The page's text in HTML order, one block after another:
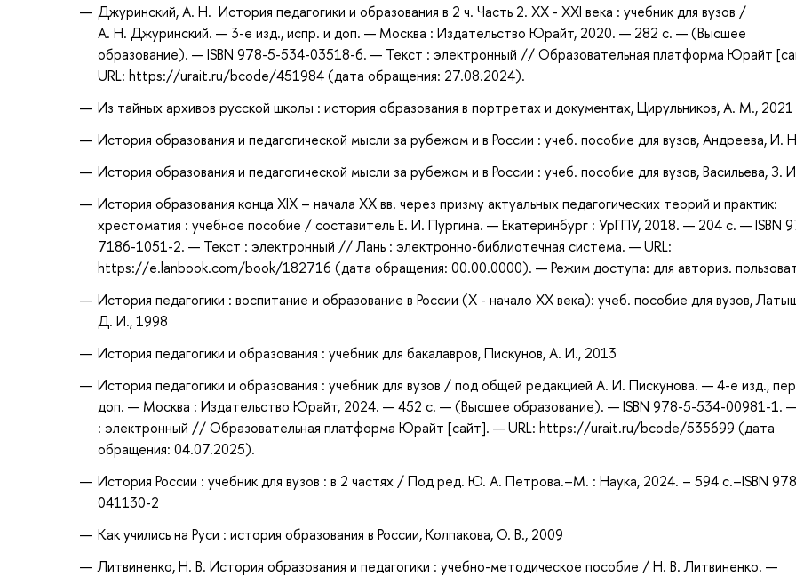
Джуринский, А. Н. История педагогики и образования в 2 ч. Часть 2. XX - XXI века : учебник для вузов /
А. Н. Джуринский. — 3-е изд., испр. и доп. — Москва : Издательство Юрайт, 2020. — 282 с. — (Высшее
образование). — ISBN 978-5-534-03518-6. — Текст : электронный // Образовательная платформа Юрайт
URL: https://urait.ru/bcode/451984 (дата обращения: 27.08.2024).
Из тайных архивов русской школы : история образования в портретах и документах, Цирульников, А. М., 2021
История образования и педагогической мысли за рубежом и в России : учеб. пособие для вузов, Андреева, И.
История образования и педагогической мысли за рубежом и в России : учеб. пособие для вузов, Васильева, З.
История образования конца XIX – начала XX вв. через призму актуальных педагогических теорий и практик:
хрестоматия : учебное пособие / составитель Е. И. Пургина. — Екатеринбург : УрГПУ, 2018. — 204 с. — ISBN
7186-1051-2. — Текст : электронный // Лань : электронно-библиотечная система. — URL:
https://e.lanbook.com/book/182716 (дата обращения: 00.00.0000). — Режим доступа: для авториз.
История педагогики : воспитание и образование в России (X - начало XX века): учеб. пособие для вузов,
Д. И., 1998
История педагогики и образования : учебник для бакалавров, Пискунов, А. И., 2013
История педагогики и образования : учебник для вузов / под общей редакцией А. И. Пискунова. — 4-е изд.,
доп. — Москва : Издательство Юрайт, 2024. — 452 с. — (Высшее образование). — ISBN 978-5-534-00981-1.
: электронный // Образовательная платформа Юрайт [сайт]. — URL: https://urait.ru/bcode/535699 (дата
обращения: 04.07.2025).
История России : учебник для вузов : в 2 частях / Под ред. Ю. А. Петрова.–М. : Наука, 2024. – 594 с.–ISBN
041130-2
Как учились на Руси : история образования в России, Колпакова, О. В., 2009
Литвиненко, Н. В. История образования и педагогики : учебно-методическое пособие / Н. В. Литвиненко. —